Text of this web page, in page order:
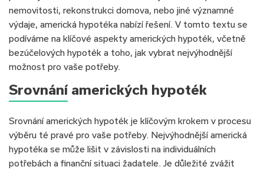
nemovitosti, rekonstrukci domova, nebo jiné významné
výdaje, americká hypotéka nabízí řešení. V tomto textu se
podíváme na klíčové aspekty amerických hypoték, včetně
bezúčelových hypoték a toho, jak vybrat nejvýhodnější
možnost pro vaše potřeby.
Srovnání amerických hypoték
Srovnání amerických hypoték je klíčovým krokem v procesu
výběru té pravé pro vaše potřeby. Nejvýhodnější americká
hypotéka se může lišit v závislosti na individuálních
potřebách a finanční situaci žadatele. Je důležité zvážit